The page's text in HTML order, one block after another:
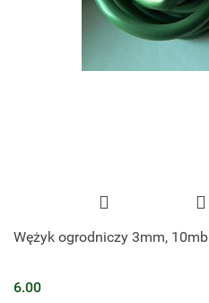
Wężyk ogrodniczy 3mm, 10mb
6.00